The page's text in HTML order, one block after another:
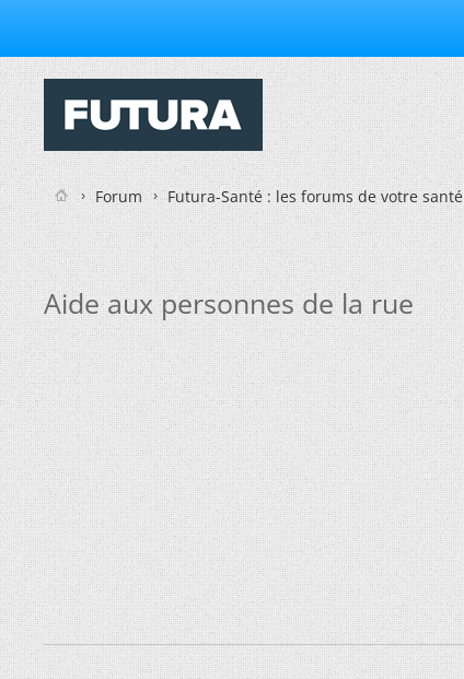
Forum Futura-Santé : les forums de votre santé
Aide aux personnes de la rue